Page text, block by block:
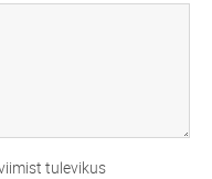
tulevikus